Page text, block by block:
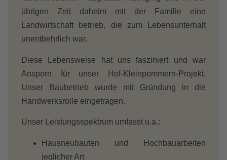
übrigen Zeit daheim mit der Familie eine
Landwirtschaft betrieb, die zum Lebensunterhalt
unentbehrlich war.
Diese Lebensweise hat uns fasziniert und war
Ansporn für unser Hof-Kleinpommern-Projekt.
Unser Baubetrieb wurde mit Gründung in die
Handwerksrolle eingetragen.
Unser Leistungsspektrum umfasst u.a.:
Hausneubauten und Hochbauarbeiten
jeglicher Art